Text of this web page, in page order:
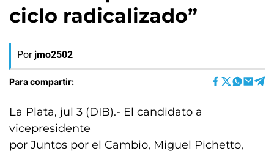
ciclo radicalizado”
Por jmo2502
Para compartir:
La Plata, jul 3 (DIB).- El candidato a
vicepresidente
por Juntos por el Cambio, Miguel Pichetto,